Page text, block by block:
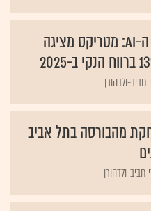
למרות איום ה-AI: מטריקס מציגה
חביב-ולדהורן
מהבורסה בתל אביב
חביב-ולדהורן